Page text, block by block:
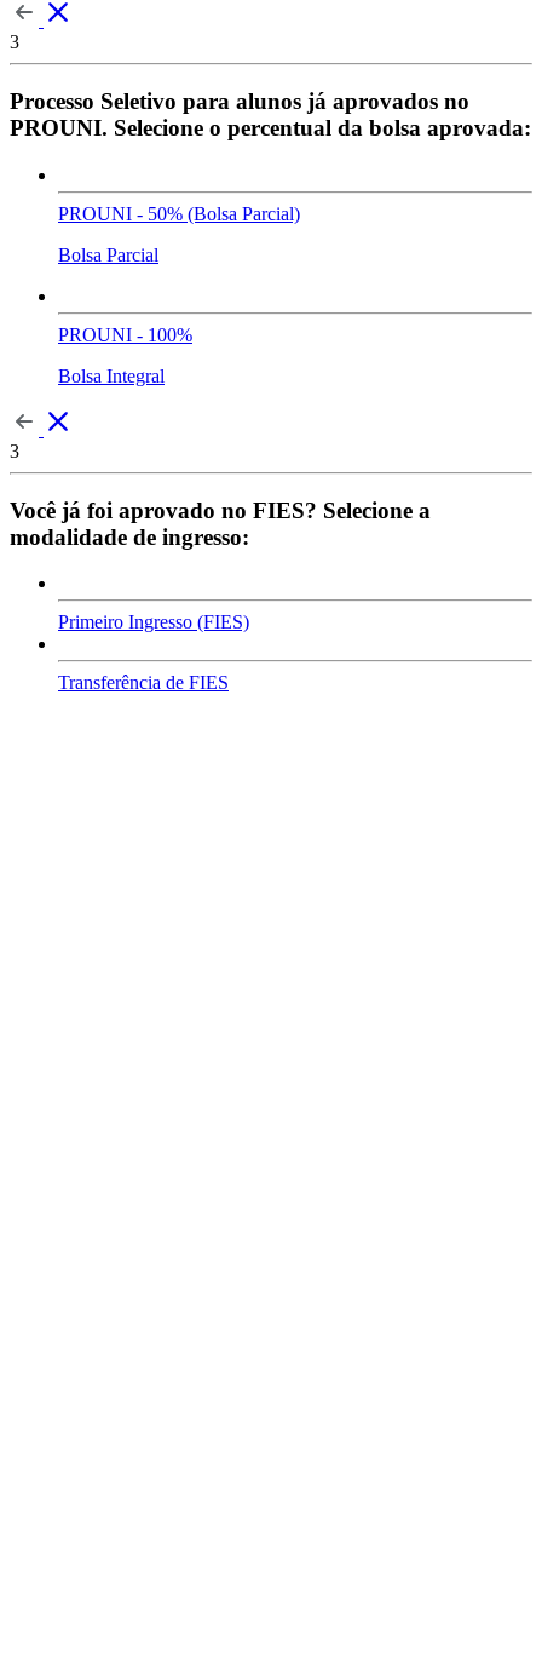
3
Processo Seletivo para alunos já aprovados no
PROUNI. Selecione o percentual da bolsa aprovada:
PROUNI - 50% (Bolsa Parcial)
Bolsa Parcial
PROUNI - 100%
Bolsa Integral
3
Você já foi aprovado no FIES? Selecione a
modalidade de ingresso:
Primeiro Ingresso (FIES)
Transferência de FIES